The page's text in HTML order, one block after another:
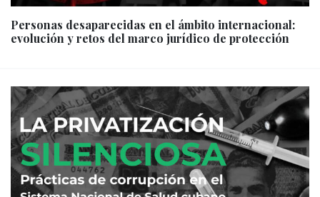
Personas desaparecidas en el ámbito internacional:
evolución y retos del marco jurídico de protección